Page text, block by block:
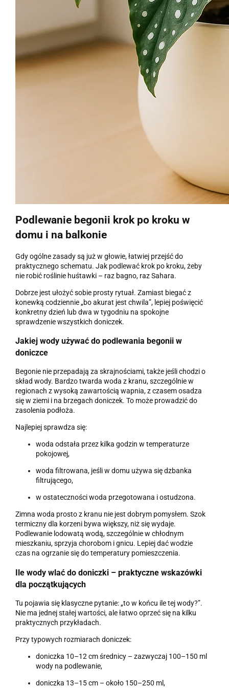
Podlewanie begonii krok po kroku w
domu i na balkonie
Gdy ogólne zasady są już w głowie, łatwiej przejść do
praktycznego schematu. Jak podlewać krok po kroku, żeby
nie robić roślinie huśtawki – raz bagno, raz Sahara.
Dobrze jest ułożyć sobie prosty rytuał. Zamiast biegać z
konewką codziennie „bo akurat jest chwila”, lepiej poświęcić
konkretny dzień lub dwa w tygodniu na spokojne
sprawdzenie wszystkich doniczek.
Jakiej wody używać do podlewania begonii w
doniczce
Begonie nie przepadają za skrajnościami, także jeśli chodzi o
skład wody. Bardzo twarda woda z kranu, szczególnie w
regionach z wysoką zawartością wapnia, z czasem osadza
się w ziemi i na brzegach doniczek. To może prowadzić do
zasolenia podłoża.
Najlepiej sprawdza się:
woda odstała przez kilka godzin w temperaturze
pokojowej,
woda filtrowana, jeśli w domu używa się dzbanka
filtrującego,
w ostateczności woda przegotowana i ostudzona.
Zimna woda prosto z kranu nie jest dobrym pomysłem. Szok
termiczny dla korzeni bywa większy, niż się wydaje.
Podlewanie lodowatą wodą, szczególnie w chłodnym
mieszkaniu, sprzyja chorobom i gnicu. Lepiej dać wodzie
czas na ogrzanie się do temperatury pomieszczenia.
Ile wody wlać do doniczki – praktyczne wskazówki
dla początkujących
Tu pojawia się klasyczne pytanie: „to w końcu ile tej wody?”.
Nie ma jednej stałej wartości, ale łatwo oprzeć się na kilku
praktycznych przykładach.
Przy typowych rozmiarach doniczek:
doniczka 10–12 cm średnicy – zazwyczaj 100–150 ml
wody na podlewanie,
doniczka 13–15 cm – około 150–250 ml,